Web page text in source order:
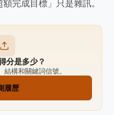
完成目標」只是雜訊。
分是多少？
構和關鍵詞信號。
履歷